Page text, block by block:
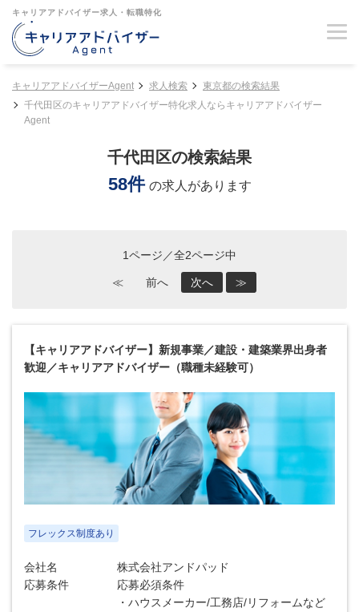
キャリアアドバイザー求人・転職特化
キャリアアドバイザーAgent 求人検索
東京都の検索結果
千代田区のキャリアアドバイザー特化求人ならキャリアアドバイザー
Agent
千代田区の検索結果
58件 の求人があります
1ページ／全2ページ中
≪ 前へ 次へ ≫
【キャリアアドバイザー】新規事業／建設・建築業界出身者
歓迎／キャリアアドバイザー（職種未経験可）
フレックス制度あり
会社名
株式会社アンドパッド
応募条件
応募必須条件
・ハウスメーカー/工務店/リフォームなど